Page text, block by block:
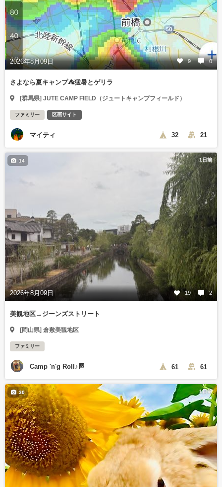
2026年8月09日 9 0
さよなら夏キャンプ⛺️猛暑とゲリラ
[群馬県] JUTE CAMP FIELD（ジュートキャンプフィールド）
ファミリー 区画サイト
マイティ 32 21
1日前
2026年8月09日 19 2
14
美観地区→ジーンズストリート
[岡山県] 倉敷美観地区
ファミリー
Camp 'n'g Roll♪🏁 61 61
1日前
30